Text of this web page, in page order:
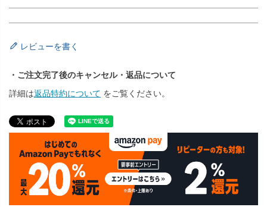
レビューを書く
・ご注文完了後のキャンセル・返品について
詳細は返品特約について をご覧ください。